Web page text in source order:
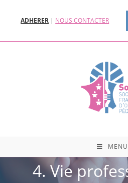
ADHERER | NOUS CONTACTER
MENU
4. Vie